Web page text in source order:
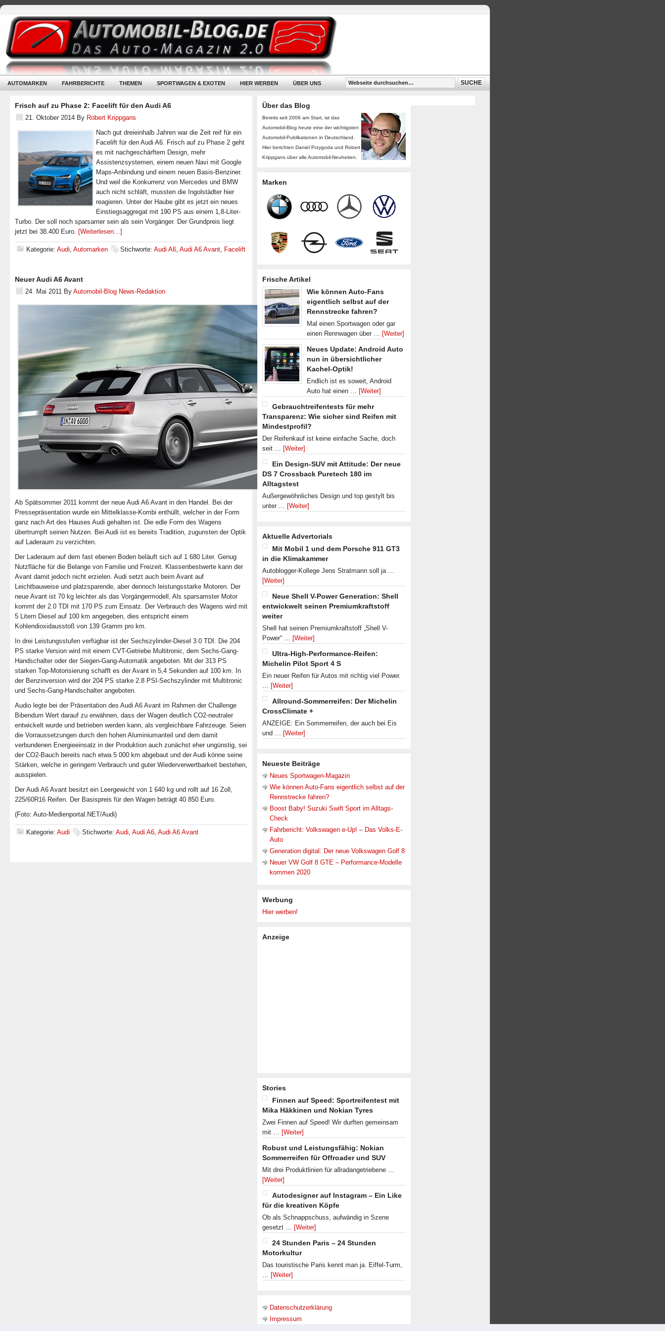
AUTOMARKEN FAHRBERICHTE THEMEN SPORTWAGEN & EXOTEN HIER WERBEN ÜBER UNS
Frisch auf zu Phase 2: Facelift für den Audi A6
21. Oktober 2014 By Robert Krippgans
Nach gut dreieinhalb Jahren war die Zeit reif für ein
Facelift für den Audi A6. Frisch auf zu Phase 2 geht
es mit nachgeschärftem Design, mehr
Assistenzsystemen, einem neuen Navi mit Google
Maps-Anbindung und einem neuen Basis-Benziner.
Und weil die Konkurrenz von Mercedes und BMW
auch nicht schläft, mussten die Ingolstädter hier
reagieren. Unter der Haube gibt es jetzt ein neues
Einstiegsaggregat mit 190 PS aus einem 1,8-Liter-
Turbo. Der soll noch sparsamer sein als sein Vorgänger. Der Grundpreis liegt
jetzt bei 38.400 Euro. [Weiterlesen…]
Kategorie: Audi, Automarken Stichworte: Audi A6, Audi A6 Avant, Facelift
Neuer Audi A6 Avant
24. Mai 2011 By Automobil-Blog News-Redaktion
Ab Spätsommer 2011 kommt der neue Audi A6 Avant in den Handel. Bei der
Pressepräsentation wurde ein Mittelklasse-Kombi enthüllt, welcher in der Form
ganz nach Art des Hauses Audi gehalten ist. Die edle Form des Wagens
übertrumpft seinen Nutzen. Bei Audi ist es bereits Tradition, zugunsten der Optik
auf Laderaum zu verzichten.
Der Laderaum auf dem fast ebenen Boden beläuft sich auf 1 680 Liter. Genug
Nutzfläche für die Belange von Familie und Freizeit. Klassenbestwerte kann der
Avant damit jedoch nicht erzielen. Audi setzt auch beim Avant auf
Leichtbauweise und platzsparende, aber dennoch leistungsstarke Motoren. Der
neue Avant ist 70 kg leichter als das Vorgängermodell. Als sparsamster Motor
kommt der 2.0 TDI mit 170 PS zum Einsatz. Der Verbrauch des Wagens wird mit
5 Litern Diesel auf 100 km angegeben, dies entspricht einem
Kohlendioxidausstoß von 139 Gramm pro km.
In drei Leistungsstufen verfügbar ist der Sechszylinder-Diesel 3.0 TDI. Die 204
PS starke Version wird mit einem CVT-Getriebe Multitronic, dem Sechs-Gang-
Handschalter oder der Siegen-Gang-Automatik angeboten. Mit der 313 PS
starken Top-Motorisierung schafft es der Avant in 5,4 Sekunden auf 100 km. In
der Benzinversion wird der 204 PS starke 2.8 PSI-Sechszylinder mit Multitronic
und Sechs-Gang-Handschalter angeboten.
Audio legte bei der Präsentation des Audi A6 Avant im Rahmen der Challenge
Bibendum Wert darauf zu erwähnen, dass der Wagen deutlich CO2-neutraler
entwickelt wurde und betrieben werden kann, als vergleichbare Fahrzeuge. Seien
die Vorraussetzungen durch den hohen Aluminiumanteil und dem damit
verbundenen Energieeinsatz in der Produktion auch zunächst eher ungünstig, sei
der CO2-Bauch bereits nach etwa 5 000 km abgebaut und der Audi könne seine
Stärken, welche in geringem Verbrauch und guter Wiederverwertbarkeit bestehen,
ausspielen.
Der Audi A6 Avant besitzt ein Leergewicht von 1 640 kg und rollt auf 16 Zoll,
225/60R16 Reifen. Der Basispreis für den Wagen beträgt 40 850 Euro.
(Foto: Auto-Medienportal.NET/Audi)
Kategorie: Audi Stichworte: Audi, Audi A6, Audi A6 Avant
Über das Blog
Bereits seit 2006 am Start, ist das
Automobil-Blog heute eine der wichtigsten
Automobil-Publikationen in Deutschland.
Hier berichten Daniel Przygoda und Robert
Krippgans über alle Automobil-Neuheiten.
Marken
Frische Artikel
Wie können Auto-Fans
eigentlich selbst auf der
Rennstrecke fahren?
Mal einen Sportwagen oder gar
einen Rennwagen über … [Weiter]
Neues Update: Android Auto
nun in übersichtlicher
Kachel-Optik!
Endlich ist es soweit, Android
Auto hat einen … [Weiter]
Gebrauchtreifentests für mehr
Transparenz: Wie sicher sind Reifen mit
Mindestprofil?
Der Reifenkauf ist keine einfache Sache, doch
seit … [Weiter]
Ein Design-SUV mit Attitude: Der neue
DS 7 Crossback Puretech 180 im
Alltagstest
Außergewöhnliches Design und top gestylt bis
unter … [Weiter]
Aktuelle Advertorials
Mit Mobil 1 und dem Porsche 911 GT3
in die Klimakammer
Autoblogger-Kollege Jens Stratmann soll ja …
[Weiter]
Neue Shell V-Power Generation: Shell
entwickwelt seinen Premiumkraftstoff
weiter
Shell hat seinen Premiumkraftstoff „Shell V-
Power“ … [Weiter]
Ultra-High-Performance-Reifen:
Michelin Pilot Sport 4 S
Ein neuer Reifen für Autos mit richtig viel Power.
… [Weiter]
Allround-Sommerreifen: Der Michelin
CrossClimate +
ANZEIGE: Ein Sommerreifen, der auch bei Eis
und … [Weiter]
Neueste Beiträge
Neues Sportwagen-Magazin
Wie können Auto-Fans eigentlich selbst auf der
Rennstrecke fahren?
Boost Baby! Suzuki Swift Sport im Alltags-
Check
Fahrbericht: Volkswagen e-Up! – Das Volks-E-
Auto
Generation digital: Der neue Volkswagen Golf 8
Neuer VW Golf 8 GTE – Performance-Modelle
kommen 2020
Werbung
Hier werben!
Anzeige
Stories
Finnen auf Speed: Sportreifentest mit
Mika Häkkinen und Nokian Tyres
Zwei Finnen auf Speed! Wir durften gemeinsam
mit … [Weiter]
Robust und Leistungsfähig: Nokian
Sommerreifen für Offroader und SUV
Mit drei Produktlinien für allradangetriebene …
[Weiter]
Autodesigner auf Instagram – Ein Like
für die kreativen Köpfe
Ob als Schnappschuss, aufwändig in Szene
gesetzt … [Weiter]
24 Stunden Paris – 24 Stunden
Motorkultur
Das touristische Paris kennt man ja. Eiffel-Turm,
… [Weiter]
Datenschutzerklärung
Impressum